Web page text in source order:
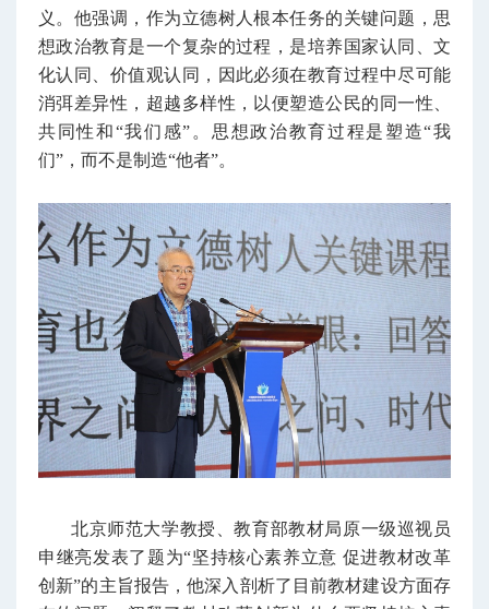
义。他强调，作为立德树人根本任务的关键问题， 思
想政治教育是一个复杂的过程，是培养国家认同、文
化认同、价值观认同，因此必须在教育过程中尽可能
消弭差异性，超越多样性，以便塑造公民的同一性、
共同性和“我们感”。 思想政治教育过程是塑造“我
们”，而不是制造“他者”。
北京师范大学教授、教育部教材局原一级巡视员
申继亮发表了题为“坚持核心素养立意 促进教材改革
创新”的主旨报告，他深入剖析了目前教材建设方面存